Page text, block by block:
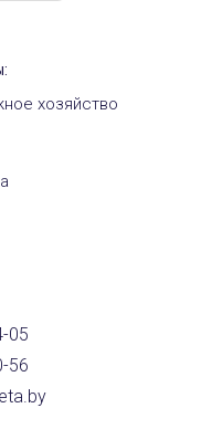
хозяйство
05
56